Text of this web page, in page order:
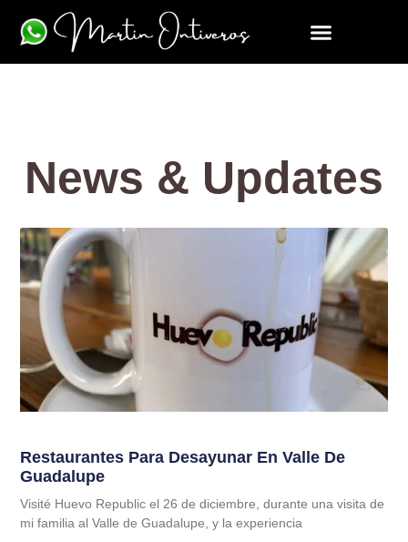
News & Updates
Restaurantes Para Desayunar En Valle De
Guadalupe
Visité Huevo Republic el 26 de diciembre, durante una visita de
mi familia al Valle de Guadalupe, y la experiencia